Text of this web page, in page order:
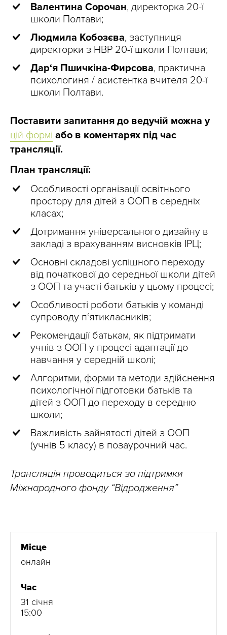
Валентина Сорочан, директорка 20-ї
школи Полтави;
Людмила Кобозєва, заступниця
директорки з НВР 20-ї школи Полтави;
Дар‘я Пшичкіна-Фирсова, практична
психологиня / асистентка вчителя 20-ї
школи Полтави.
Поставити запитання до ведучій можна у
цій формі або в коментарях під час
трансляції.
План трансляції:
Особливості організації освітнього
простору для дітей з ООП в середніх
класах;
Дотримання універсального дизайну в
закладі з врахуванням висновків ІРЦ;
Основні складові успішного переходу
від початкової до середньої школи дітей
з ООП та участі батьків у цьому процесі;
Особливості роботи батьків у команді
супроводу п‘ятикласників;
Рекомендації батькам, як підтримати
учнів з ООП у процесі адаптації до
навчання у середній школі;
Алгоритми, форми та методи здійснення
психологічної підготовки батьків та
дітей з ООП до переходу в середню
школи;
Важливість зайнятості дітей з ООП
(учнів 5 класу) в позаурочний час.
Трансляція проводиться за підтримки
Міжнародного фонду “Відродження”
Місце
онлайн
Час
31 січня
15:00